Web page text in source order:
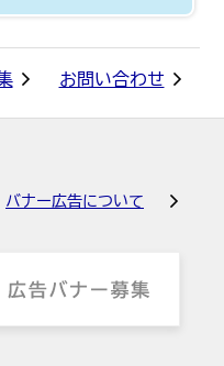
お問い合わせ
バナー広告について